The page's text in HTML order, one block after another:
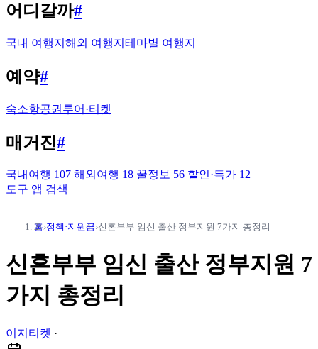
어디갈까#
국내 여행지 해외 여행지 테마별 여행지
예약#
숙소항공권 투어·티켓
매거진#
국내여행 107 해외여행 18 꿀정보 56 할인·특가 12
도구 앱 검색
홈›정책·지원금›신혼부부 임신 출산 정부지원 7가지 총정리
신혼부부 임신 출산 정부지원 7
가지 총정리
이지티켓 ·